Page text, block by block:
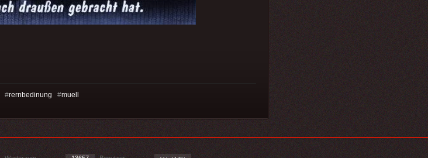
#rernbedinung #muell